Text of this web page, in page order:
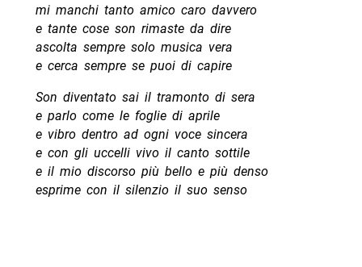
mi manchi tanto amico caro davvero
e tante cose son rimaste da dire
ascolta sempre solo musica vera
e cerca sempre se puoi di capire
Son diventato sai il tramonto di sera
e parlo come le foglie di aprile
e vibro dentro ad ogni voce sincera
e con gli uccelli vivo il canto sottile
e il mio discorso più bello e più denso
esprime con il silenzio il suo senso